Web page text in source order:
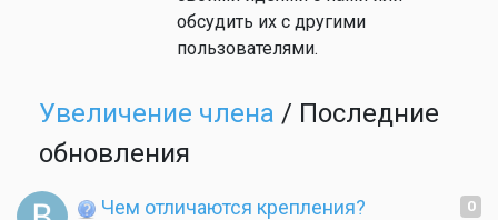
обсудить их с другими
пользователями.
Увеличение члена / Последние
обновления
0
Чем отличаются крепления?